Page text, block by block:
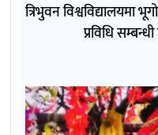
त्रिभुवन विश्वविद्यालयमा
प्रविधि